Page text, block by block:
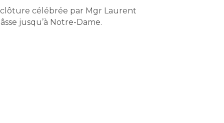
clôture célébrée par Mgr Laurent
jusqu’à Notre-Dame.